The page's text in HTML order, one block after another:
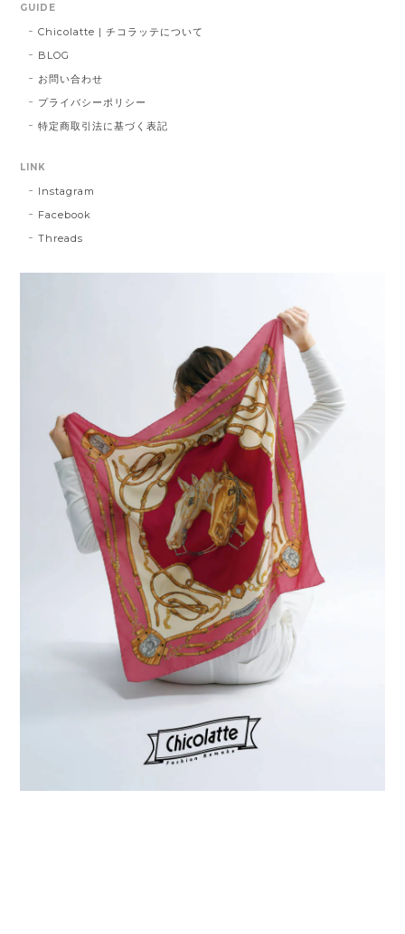
GUIDE
Chicolatte | チコラッテについて
BLOG
お問い合わせ
プライバシーポリシー
特定商取引法に基づく表記
LINK
Instagram
Facebook
Threads